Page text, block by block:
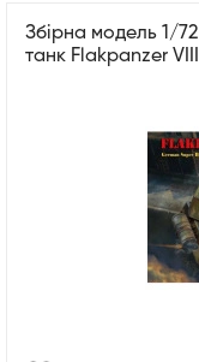
Збірна модель 1/
танк Flakpanzer